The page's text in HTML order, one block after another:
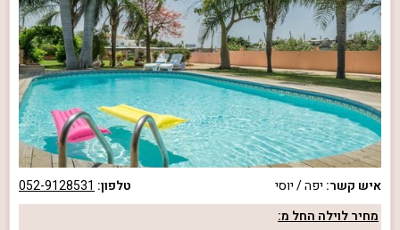
איש קשר: יפה / יוסי טלפון: 052-9128531
מחיר לוילה החל מ: